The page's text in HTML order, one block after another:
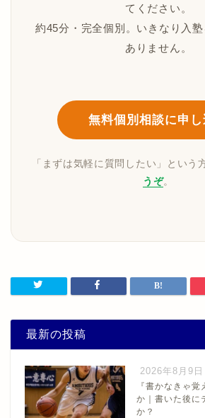
てください。
約45分・完全個別。いきなり入
ありません。
無料個別相談に申し
「まずは気軽に質問したい」という
うぞ。
最新の投稿
2026年8月9日
『書かなきゃ
か｜書いた後に
か？